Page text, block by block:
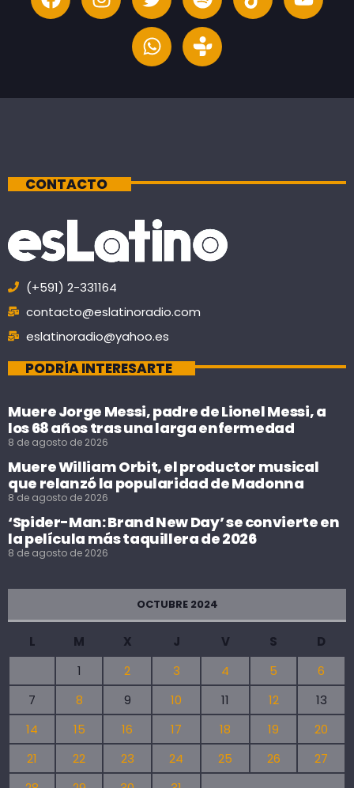
CONTACTO
(+591) 2-331164
contacto@eslatinoradio.com
eslatinoradio@yahoo.es
PODRÍA INTERESARTE
Muere Jorge Messi, padre de Lionel Messi, a
los 68 años tras una larga enfermedad
8 de agosto de 2026
Muere William Orbit, el productor musical
que relanzó la popularidad de Madonna
8 de agosto de 2026
‘Spider-Man: Brand New Day’ se convierte en
la película más taquillera de 2026
8 de agosto de 2026
OCTUBRE 2024
L M X J V S
D
1
2 3 4 5
6
7
8 9 10 11 12
13
14
15 16 17 18 19
20
21
22 23 24 25 26
27